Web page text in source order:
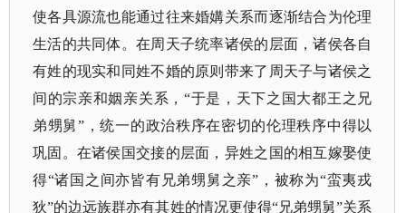
使各具源流也能通过往来婚媾关系而逐渐结合为伦理
生活的共同体。在周天子统率诸侯的层面，诸侯各自
有姓的现实和同姓不婚的原则带来了周天子与诸侯之
间的宗亲和姻亲关系，“于是，天下之国大都王之兄
弟甥舅”，统一的政治秩序在密切的伦理秩序中得以
巩固。在诸侯国交接的层面，异姓之国的相互嫁娶使
得“诸国之间亦皆有兄弟甥舅之亲”，被称为“蛮夷戎
狄”的边远族群亦有其姓的情况更使得“兄弟甥舅”关系